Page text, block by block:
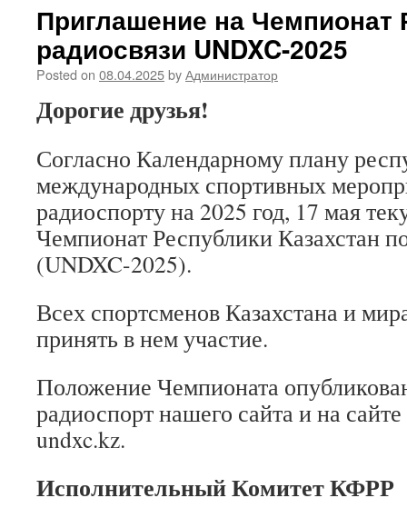
Приглашение на Чемпионат
радиосвязи UNDXC-2025
Posted on 08.04.2025byАдминистратор
Дорогие друзья!
Согласно Календарному плану
международных спортивных
радиоспорту на 2025 год, 17 мая
Чемпионат Республики Казахстан
(UNDXC-2025).
Всех спортсменов Казахстана и
принять в нем участие.
Положение Чемпионата
радиоспорт нашего сайта и на
undxc.kz.
Исполнительный Комитет КФРР